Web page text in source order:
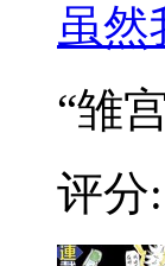
虽然
“雏
评分: